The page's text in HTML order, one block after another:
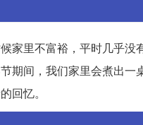
家里不富裕，平时几乎
期间，我们家里会煮出
回忆。